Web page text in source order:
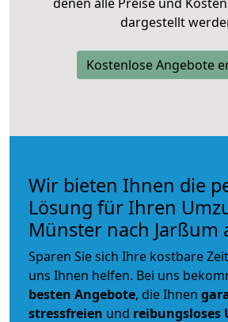
dargestellt
Kostenlose Angebote
Wir bieten Ihnen die
Lösung für Ihren
Münster nach Jarßum
Sparen Sie sich Ihre kostbare
uns Ihnen helfen. Bei uns
besten Angebote, die Ihnen
stressfreien und reibungsloses